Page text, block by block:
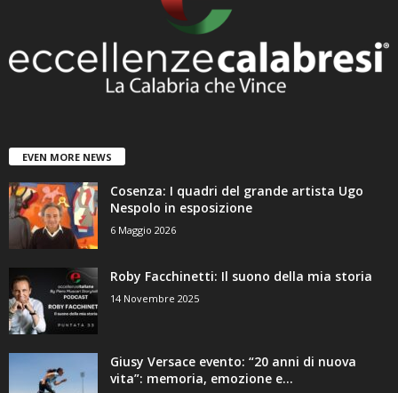
EVEN MORE NEWS
Cosenza: I quadri del grande artista Ugo
Nespolo in esposizione
6 Maggio 2026
Roby Facchinetti: Il suono della mia storia
14 Novembre 2025
Giusy Versace evento: “20 anni di nuova
vita”: memoria, emozione e...